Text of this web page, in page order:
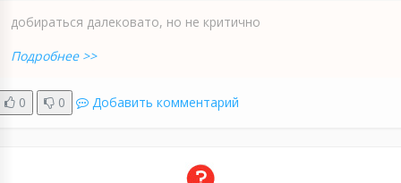
добираться далековато, но не критично
Подробнее >>
0 0 Добавить комментарий